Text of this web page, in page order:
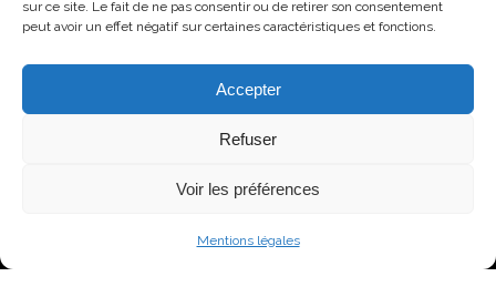
sur ce site. Le fait de ne pas consentir ou de retirer son consentement
peut avoir un effet négatif sur certaines caractéristiques et fonctions.
Accepter
Refuser
Voir les préférences
Mentions légales
TOUTES LES PUBLICATIONS